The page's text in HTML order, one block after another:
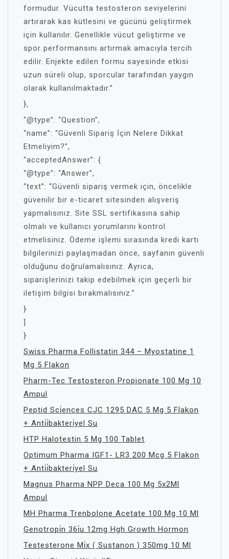
formudur. Vücutta testosteron seviyelerini
artırarak kas kütlesini ve gücünü geliştirmek
için kullanılır. Genellikle vücut geliştirme ve
spor performansını artırmak amacıyla tercih
edilir. Enjekte edilen formu sayesinde etkisi
uzun süreli olup, sporcular tarafından yaygın
olarak kullanılmaktadır.”
},
“@type”: “Question”,
“name”: “Güvenli Sipariş İçin Nelere Dikkat
Etmeliyim?”,
“acceptedAnswer”: {
“@type”: “Answer”,
“text”: “Güvenli sipariş vermek için, öncelikle
güvenilir bir e-ticaret sitesinden alışveriş
yapmalısınız. Site SSL sertifikasına sahip
olmalı ve kullanıcı yorumlarını kontrol
etmelisiniz. Ödeme işlemi sırasında kredi kartı
bilgilerinizi paylaşmadan önce, sayfanın güvenli
olduğunu doğrulamalısınız. Ayrıca,
siparişlerinizi takip edebilmek için geçerli bir
iletişim bilgisi bırakmalısınız.”
}
]
}
Swiss Pharma Follistatin 344 – Myostatine 1
Mg 5 Flakon
Pharm-Tec Testosteron Propionate 100 Mg 10
Ampul
Peptid Sci̇ences CJC 1295 DAC 5 Mg 5 Flakon
+ Anti̇i̇bakteri̇yel Su
HTP Halotestin 5 Mg 100 Tablet
Optimum Pharma IGF1- LR3 200 Mcg 5 Flakon
+ Anti̇i̇bakteri̇yel Su
Magnus Pharma NPP Deca 100 Mg 5x2Ml
Ampul
MH Pharma Trenbolone Acetate 100 Mg 10 Ml
Genotropi̇n 36i̇u 12mg Hgh Growth Hormon
Testesterone Mi̇x ( Sustanon ) 350mg 10 Ml